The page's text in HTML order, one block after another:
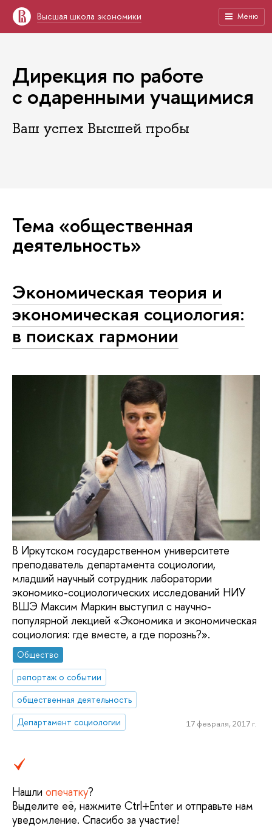
Высшая школа экономики Меню
Дирекция по работе
с одаренными учащимися
Ваш успех Высшей пробы
Тема «общественная
деятельность»
Экономическая теория и
экономическая социология:
в поисках гармонии
В Иркутском государственном университете
преподаватель департамента социологии,
младший научный сотрудник лаборатории
экономико-социологических исследований НИУ
ВШЭ Максим Маркин выступил с научно-
популярной лекцией «Экономика и экономическая
социология: где вместе, а где порознь?».
Общество
репортаж о событии
общественная деятельность
Департамент социологии
17 февраля, 2017 г.
Нашли опечатку?
Выделите её, нажмите Ctrl+Enter и отправьте нам
уведомление. Спасибо за участие!